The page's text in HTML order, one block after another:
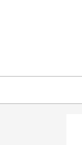
top